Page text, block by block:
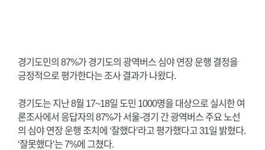
경기도민의 87%가 경기도의 광역버스 심야 연장 운행 결정을
긍정적으로 평가한다는 조사 결과가 나왔다.
경기도는 지난 8월 17~18일 도민 1000명을 대상으로 실시한 여
론조사에서 응답자의 87%가 서울-경기 간 광역버스 주요 노선
의 심야 연장 운행 조치에 ‘잘했다’라고 평가했다고 31일 밝혔다.
‘잘못했다’는 7%에 그쳤다.